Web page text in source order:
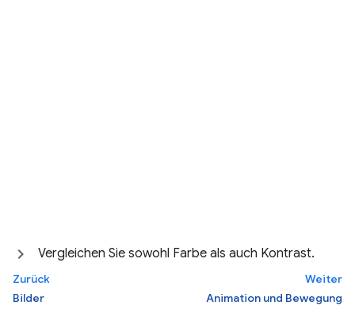
Vergleichen Sie sowohl Farbe als auch Kontrast.
Zurück
Bilder
Weiter
Animation und Bewegung